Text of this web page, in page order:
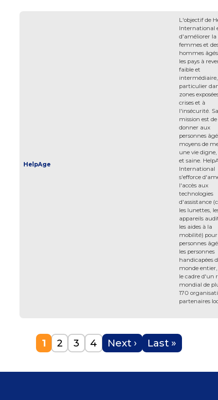
HelpAge
L'objectif de
International
d'améliorer la
femmes et
hommes
les pays à
faible et
particulier
zones
crises et à
l'insécurité. Sa
mission est de
donner aux
personnes
moyens de
une vie
et saine.
International
s'efforce
l'accès aux
technologies
d'assistance
les lunettes,
appareils
les aides à la
mobilité) pour
personnes
les personnes
handicapées
monde
le cadre d'un
mondial de
170
partenaires
Pagination
Current page
1 Page
2 Page
3 Page
4 Next page
Next › Last page
Last »